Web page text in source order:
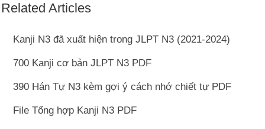
Related Articles
Kanji N3 đã xuất hiện trong JLPT N3 (2021-2024)
700 Kanji cơ bản JLPT N3 PDF
390 Hán Tự N3 kèm gợi ý cách nhớ chiết tự PDF
File Tổng hợp Kanji N3 PDF